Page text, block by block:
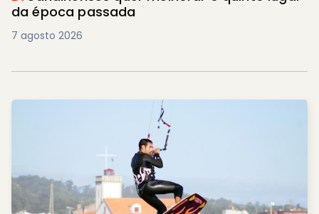
da época passada
7 agosto 2026